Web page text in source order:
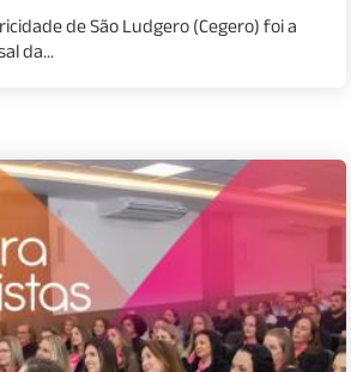
de São Ludgero (Cegero) foi a
da...